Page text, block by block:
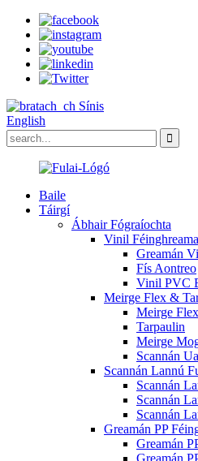
Sínis
English
Baile
Táirgí
Ábhair Fógraíochta
Vinil
Greamán
Fís Aontreo
Vinil PVC
Meirge Flex &
Meirge
Tarpaulin
Meirge
Scannán
Scannán Lannú
Scannán
Scannán
Scannán
Greamán PP
Greamán
Greamán